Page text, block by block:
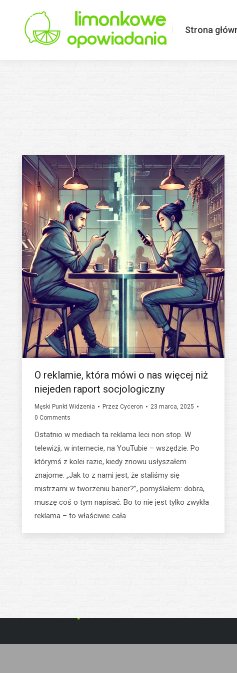
Strona
O reklamie, która mówi o nas więcej niż
niejeden raport socjologiczny
Męski Punkt Widzenia Przez Cyceron
23 marca, 2025
0 Comments
Ostatnio w mediach ta reklama leci non stop. W
telewizji, w internecie, na YouTubie – wszędzie. Po
którymś z kolei razie, kiedy znowu usłyszałem
znajome: „Jak to z nami jest, że staliśmy się
mistrzami w tworzeniu barier?”, pomyślałem: dobra,
muszę coś o tym napisać. Bo to nie jest tylko zwykła
reklama – to właściwie cała…
Strona główna Limonkowo o